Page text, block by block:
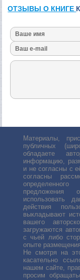
ОТЗЫВЫ О КНИГЕ
Материалы,
публичных
обладаете
информацию,
и не согласны с
согласны
предложения
использовать
действия
выкладывают
вашего
загружаются
с чьей либо
опыте
Не смотря на
касательно
нашем сайте,
просим